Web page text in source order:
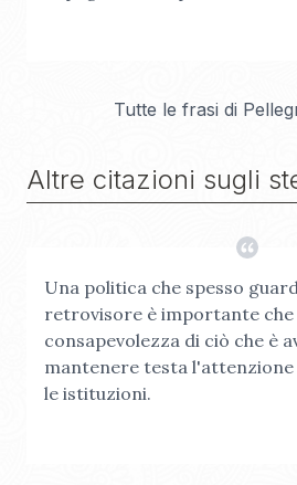
Tutte le frasi di
Altre citazioni sugli
Una politica che spesso
retrovisore è importante che
consapevolezza di ciò che è
mantenere testa l'attenzione
le istituzioni.